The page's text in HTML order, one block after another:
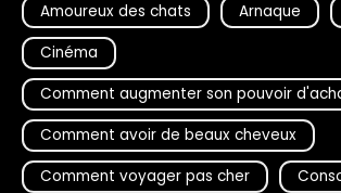
Amoureux des chats
Arnaque
Cinéma
Comment augmenter son pouvoir
Comment avoir de beaux cheveux
Comment voyager pas cher